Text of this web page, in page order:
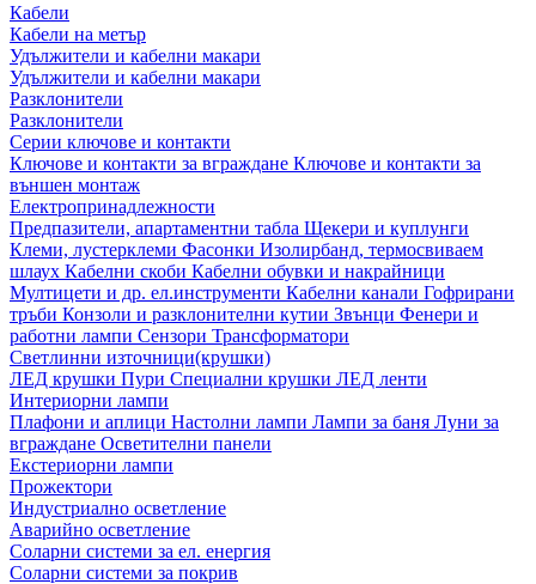
Кабели
Кабели на метър
Удължители и кабелни макари
Удължители и кабелни макари
Разклонители
Разклонители
Серии ключове и контакти
Ключове и контакти за вграждане Ключове и контакти за
външен монтаж
Електропринадлежности
Предпазители, апартаментни табла Щекери и куплунги
Клеми, лустерклеми Фасонки Изолирбанд, термосвиваем
шлаух Кабелни скоби Кабелни обувки и накрайници
Мултицети и др. ел.инструменти Кабелни канали Гофрирани
тръби Конзоли и разклонителни кутии Звънци Фенери и
работни лампи Сензори Трансформатори
Светлинни източници(крушки)
ЛЕД крушки Пури Специални крушки ЛЕД ленти
Интериорни лампи
Плафони и аплици Настолни лампи Лампи за баня Луни за
вграждане Осветителни панели
Екстериорни лампи
Прожектори
Индустриално осветление
Аварийно осветление
Соларни системи за ел. енергия
Соларни системи за покрив